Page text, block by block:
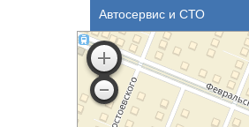
Автосервис и СТО